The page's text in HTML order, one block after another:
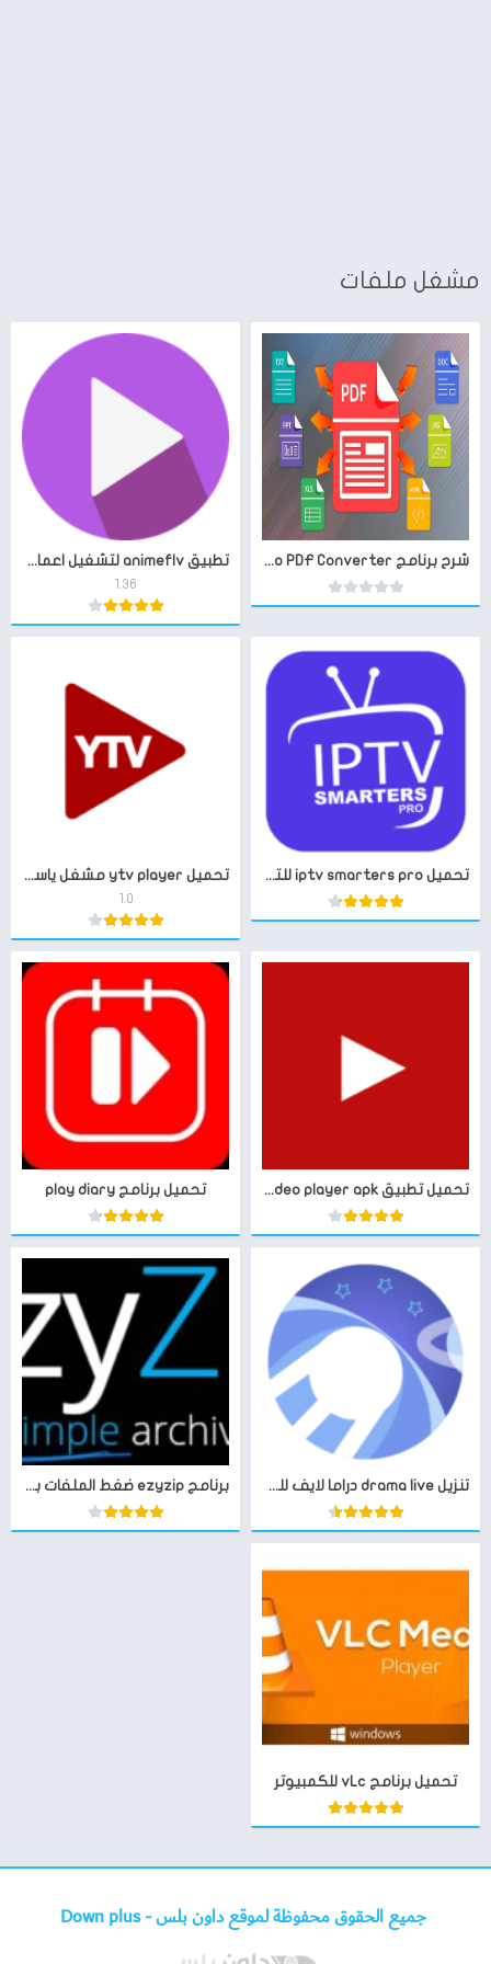
مشغل ملفات
شرح برنامج Image to PDF Converter لتحويل الصور إلى pdf بجودة عالية تطبيق animeflv لتشغيل اعمال الانمي بجودة عالية
1.36
تحميل iptv smarters pro للتلفزيون تحميل ytv player مشغل ياسين تي في
1.0
تحميل تطبيق url video player apk آخر اصدار تحميل برنامج play diary
تنزيل drama live دراما لايف للجوال IPTV برنامج ezyzip ضغط الملفات بصيغة Zip
تحميل برنامج vLc للكمبيوتر
جميع الحقوق محفوظة لموقع داون بلس -Down plus